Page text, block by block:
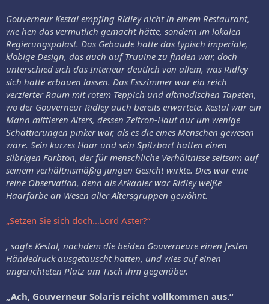
Gouverneur Kestal empfing Ridley nicht in einem Restaurant,
wie hen das vermutlich gemacht hätte, sondern im lokalen
Regierungspalast. Das Gebäude hatte das typisch imperiale,
klobige Design, das auch auf Truuine zu finden war, doch
unterschied sich das Interieur deutlich von allem, was Ridley
sich hatte erbauen lassen. Das Esszimmer war ein reich
verzierter Raum mit rotem Teppich und altmodischen Tapeten,
wo der Gouverneur Ridley auch bereits erwartete. Kestal war ein
Mann mittleren Alters, dessen Zeltron-Haut nur um wenige
Schattierungen pinker war, als es die eines Menschen gewesen
wäre. Sein kurzes Haar und sein Spitzbart hatten einen
silbrigen Farbton, der für menschliche Verhältnisse seltsam auf
seinem verhältnismäßig jungen Gesicht wirkte. Dies war eine
reine Observation, denn als Arkanier war Ridley weiße
Haarfarbe an Wesen aller Altersgruppen gewöhnt.
„Setzen Sie sich doch…Lord Aster?“
, sagte Kestal, nachdem die beiden Gouverneure einen festen
Händedruck ausgetauscht hatten, und wies auf einen
angerichteten Platz am Tisch ihm gegenüber.
„Ach, Gouverneur Solaris reicht vollkommen aus.“